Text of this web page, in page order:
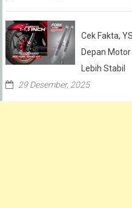
Cek Fakta,
Depan
Lebih Stabil
29 Desember, 2025